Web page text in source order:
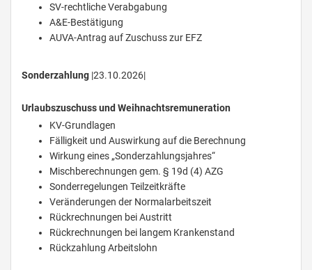
SV-rechtliche Verabgabung
A&E-Bestätigung
AUVA-Antrag auf Zuschuss zur EFZ
Sonderzahlung |23.10.2026|
Urlaubszuschuss und Weihnachtsremuneration
KV-Grundlagen
Fälligkeit und Auswirkung auf die Berechnung
Wirkung eines „Sonderzahlungsjahres“
Mischberechnungen gem. § 19d (4) AZG
Sonderregelungen Teilzeitkräfte
Veränderungen der Normalarbeitszeit
Rückrechnungen bei Austritt
Rückrechnungen bei langem Krankenstand
Rückzahlung Arbeitslohn